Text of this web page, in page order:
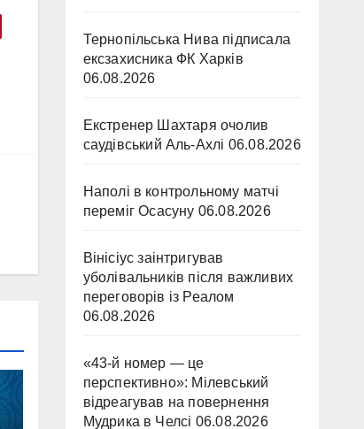
Тернопільська Нива підписала
ексзахисника ФК Харків
06.08.2026
Екстренер Шахтаря очолив
саудівський Аль-Ахлі 06.08.2026
Наполі в контрольному матчі
переміг Осасуну 06.08.2026
Вінісіус заінтригував
уболівальників після важливих
переговорів із Реалом
06.08.2026
«43-й номер — це
перспективно»: Мілевський
відреагував на повернення
Мудрика в Челсі 06.08.2026